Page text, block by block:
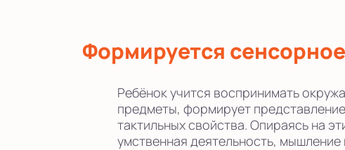
Формируется
Ребёнок учится воспринимать
предметы, формирует
тактильных свойства. Опираясь на
умственная деятельность,